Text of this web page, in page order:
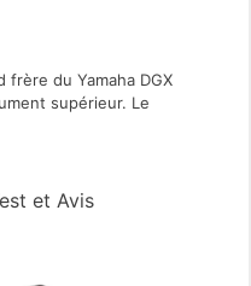
frère du Yamaha DGX
supérieur. Le
et Avis